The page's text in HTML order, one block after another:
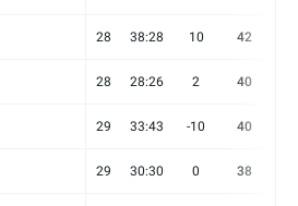
28 38:28 10 42
28 28:26 2 40
29 33:43 -10 40
29 30:30 0 38